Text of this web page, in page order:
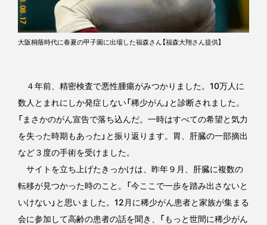
大阪桐蔭時代に春夏の甲子園に出場した福森さん【福森大翔さん提供】
４年前、精密検査で悪性腫瘍がみつかりました。10万人に
数人とまれにしか発症しない「稀少がん」と診断されました。
「まさかのがん宣告で落ち込んだ。一時はすべての希望と気力
を失った時期もあった」と振り返ります。胃、肝臓の一部摘出
など３度の手術を受けました。
サイトを立ち上げたきっかけは、昨年９月、肝臓に複数の
転移が見つかった時のこと。「今ここで一歩を踏み出さないと
いけない」と思いました。12月に稀少がん患者と家族が集まる
会に参加して高齢の患者の話を聞き、「もっと世間に稀少がん